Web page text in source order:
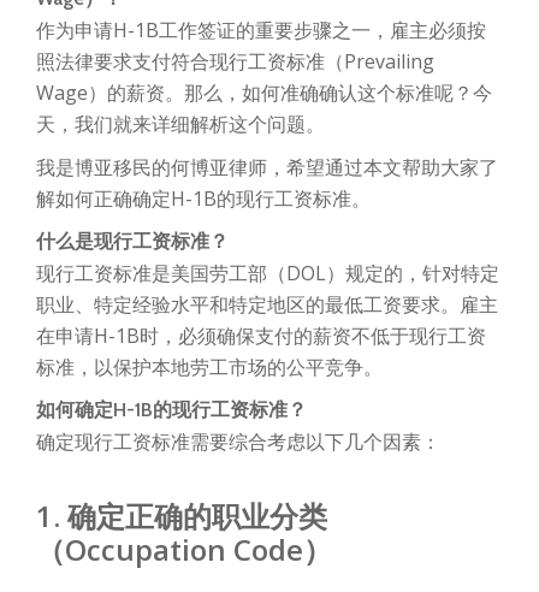
作为申请H-1B工作签证的重要步骤之一，雇主必须按
照法律要求支付符合现行工资标准（Prevailing
Wage）的薪资。那么，如何准确确认这个标准呢？今
天，我们就来详细解析这个问题。
我是博亚移民的何博亚律师，希望通过本文帮助大家了
解如何正确确定H-1B的现行工资标准。
什么是现行工资标准？
现行工资标准是美国劳工部（DOL）规定的，针对特定
职业、特定经验水平和特定地区的最低工资要求。雇主
在申请H-1B时，必须确保支付的薪资不低于现行工资
标准，以保护本地劳工市场的公平竞争。
如何确定H-1B的现行工资标准？
确定现行工资标准需要综合考虑以下几个因素：
1. 确定正确的职业分类
（Occupation Code）